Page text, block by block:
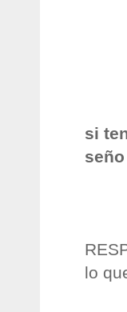
si
lo